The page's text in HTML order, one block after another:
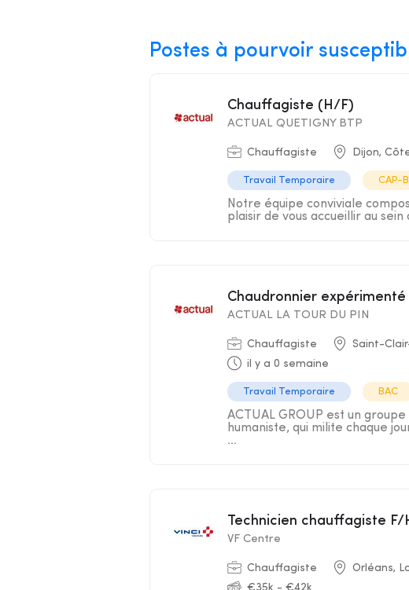
Postes à pourvoir
Chauffagiste (H/F)
ACTUAL QUETIGNY BTP
Chauffagiste Dijon,
Travail Temporaire CAP-
Notre équipe conviviale
plaisir de vous accueillir au
Chaudronnier
ACTUAL LA TOUR DU PIN
Chauffagiste
Saint-
il y a 0 semaine
Travail Temporaire BAC
ACTUAL GROUP est un
humaniste, qui milite chaque
...
Technicien chauffagiste F/
VF Centre
Chauffagiste Orléans,